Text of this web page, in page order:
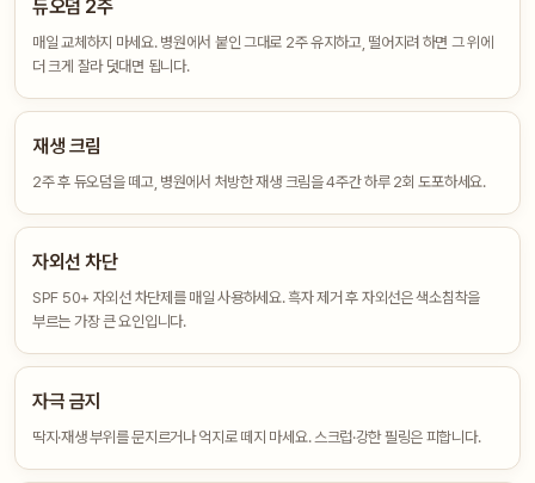
듀오덤 2주
매일 교체하지 마세요. 병원에서 붙인 그대로 2주 유지하고, 떨어지려 하면 그 위에
더 크게 잘라 덧대면 됩니다.
재생 크림
2주 후 듀오덤을 떼고, 병원에서 처방한 재생 크림을 4주간 하루 2회 도포하세요.
자외선 차단
SPF 50+ 자외선 차단제를 매일 사용하세요. 흑자 제거 후 자외선은 색소침착을
부르는 가장 큰 요인입니다.
자극 금지
딱지·재생 부위를 문지르거나 억지로 떼지 마세요. 스크럽·강한 필링은 피합니다.